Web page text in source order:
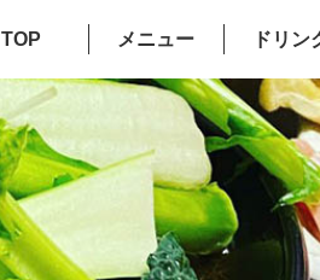
TOP メニュー ドリン